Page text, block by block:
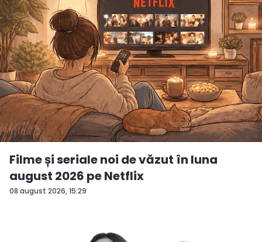
08 august 2026, 15:29
Filme și seriale noi de văzut în luna
august 2026 pe Netflix